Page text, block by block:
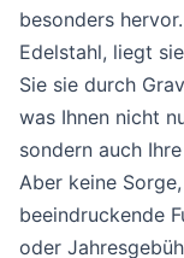
besonders
Edelstahl, liegt
Sie sie durch
was Ihnen nicht
sondern auch
Aber keine
beeindruckende
oder